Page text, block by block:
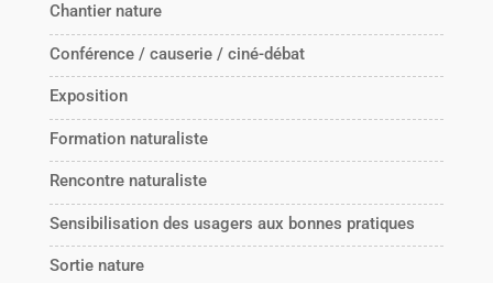
Chantier nature
Conférence / causerie / ciné-débat
Exposition
Formation naturaliste
Rencontre naturaliste
Sensibilisation des usagers aux bonnes pratiques
Sortie nature